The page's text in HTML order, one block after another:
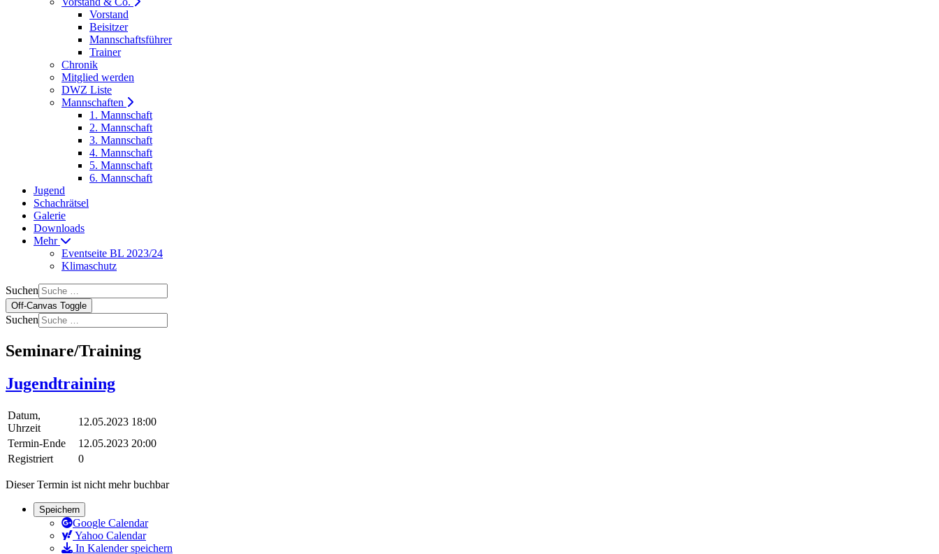
Vorstand
Beisitzer
Mannschaftsführer
Trainer
Chronik
Mitglied werden
DWZ Liste
Mannschaften
1. Mannschaft
2. Mannschaft
3. Mannschaft
4. Mannschaft
5. Mannschaft
6. Mannschaft
Jugend
Schachrätsel
Galerie
Downloads
Mehr
Eventseite BL 2023/24
Klimaschutz
Suchen
Off-Canvas Toggle
Suchen
Seminare/Training
Jugendtraining
Datum,
Uhrzeit
12.05.2023 18:00
Termin-Ende
12.05.2023 20:00
Registriert
0
Dieser Termin ist nicht mehr buchbar
Speichern
Google Calendar
Yahoo Calendar
In Kalender speichern